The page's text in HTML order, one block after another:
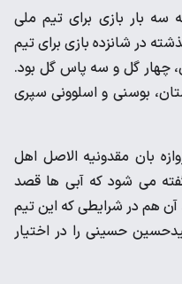
که سابقه سه بار بازی برای تیم ملی
در شانزده بازی برای تیم
چهار گل و سه پاس گل بود.
بوسنی و اسلوونی سپری
بان مقدونیه الاصل اهل
می شود که آبی ها قصد
آن هم در شرایطی که این تیم
حسینی را در اختیار